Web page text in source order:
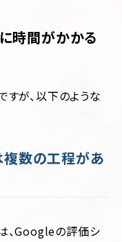
時間がかかる
が、以下のような
数の工程があ
、Googleの評価シ